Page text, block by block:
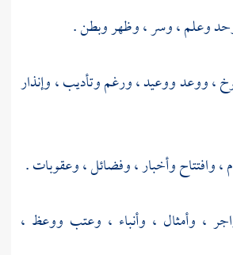
وعلم ، وسر ، وظهر وبطن .
، ووعد ووعيد ، ورغم وتأديب ، وإنذار
وافتتاح وأخبار ، وفضائل ، وعقوبات .
، وأمثال ، وأنباء ، وعتب ووعظ ،